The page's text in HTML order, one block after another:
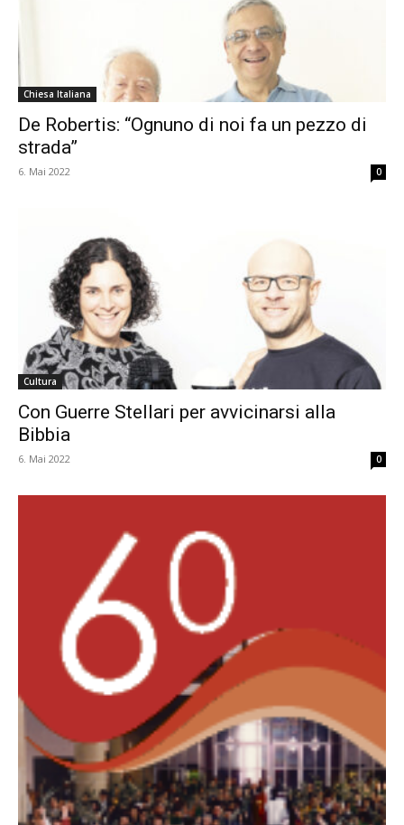
Chiesa Italiana
De Robertis: “Ognuno di noi fa un pezzo di
strada”
6. Mai 2022 0
Cultura
Con Guerre Stellari per avvicinarsi alla
Bibbia
6. Mai 2022 0